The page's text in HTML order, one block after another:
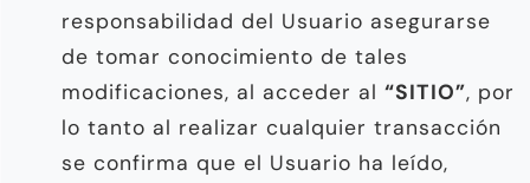
responsabilidad del Usuario asegurarse
de tomar conocimiento de tales
modificaciones, al acceder al “SITIO”, por
lo tanto al realizar cualquier transacción
se confirma que el Usuario ha leído,